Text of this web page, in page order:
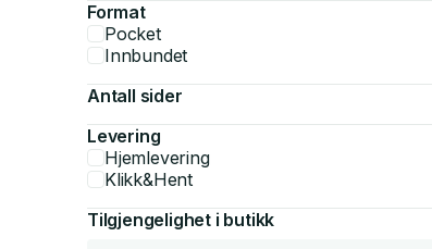
Format
Pocket
Innbundet
Antall sider
Levering
Hjemlevering
Klikk&Hent
Tilgjengelighet i butikk